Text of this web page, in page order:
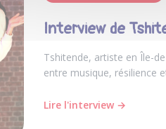
Interview de
Tshitende, artiste en Île-
entre musique, résilience
Lire l'interview →